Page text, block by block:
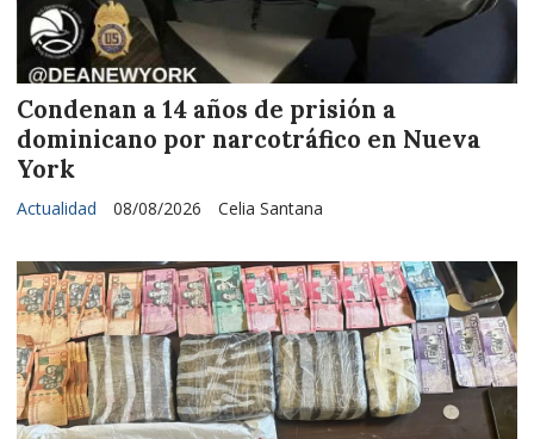
Condenan a 14 años de prisión a
dominicano por narcotráfico en Nueva
York
Celia Santana
Actualidad 08/08/2026